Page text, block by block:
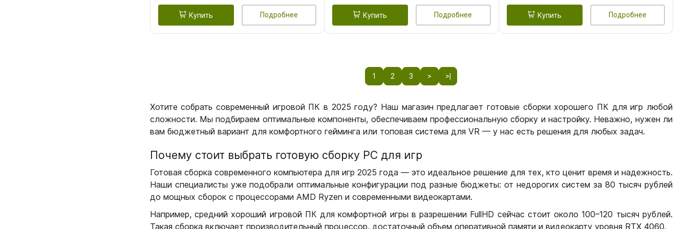
Купить Подробнее Купить Подробнее Купить Подробнее
1 2 3 > >|
Хотите собрать современный игровой ПК в 2025 году? Наш магазин предлагает готовые сборки хорошего ПК для игр любой
сложности. Мы подбираем оптимальные компоненты, обеспечиваем профессиональную сборку и настройку. Неважно, нужен ли
вам бюджетный вариант для комфортного гейминга или топовая система для VR — у нас есть решения для любых задач.
Почему стоит выбрать готовую сборку РС для игр
Готовая сборка современного компьютера для игр 2025 года — это идеальное решение для тех, кто ценит время и надежность.
Наши специалисты уже подобрали оптимальные конфигурации под разные бюджеты: от недорогих систем за 80 тысяч рублей
до мощных сборок с процессорами AMD Ryzen и современными видеокартами.
Например, средний хороший игровой ПК для комфортной игры в разрешении FullHD сейчас стоит около 100–120 тысяч рублей.
Такая сборка включает производительный процессор, достаточный объем оперативной памяти и видеокарту уровня RTX 4060.